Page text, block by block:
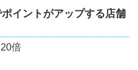
イントがアップする店舗
倍